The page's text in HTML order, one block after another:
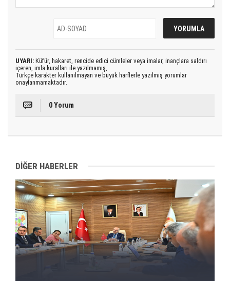
UYARI: Küfür, hakaret, rencide edici cümleler veya imalar, inançlara saldırı
içeren, imla kuralları ile yazılmamış,
Türkçe karakter kullanılmayan ve büyük harflerle yazılmış yorumlar
onaylanmamaktadır.
0 Yorum
DİĞER HABERLER